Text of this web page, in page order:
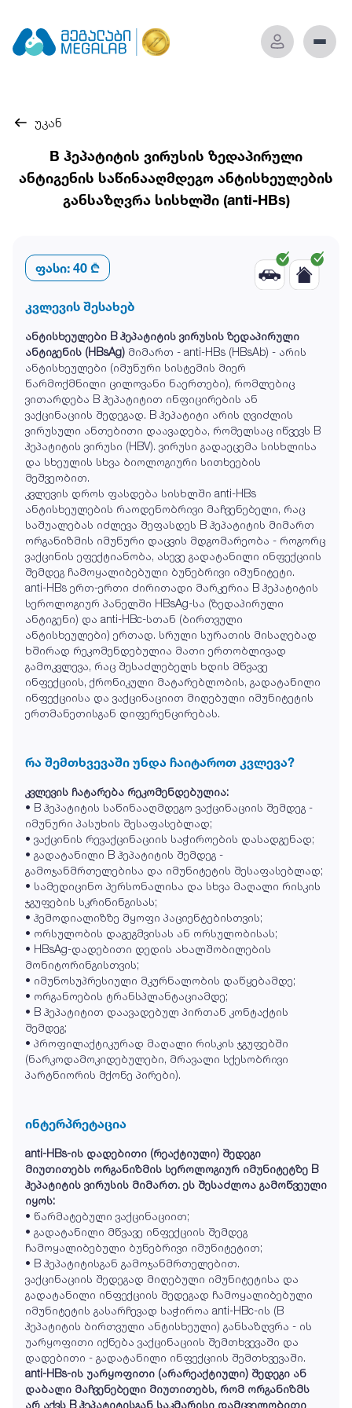
უკან
B ჰეპატიტის ვირუსის ზედაპირული
ანტიგენის საწინააღმდეგო ანტისხეულების
განსაზღვრა სისხლში (anti-HBs)
ფასი: 40 ₾
კვლევის შესახებ
ანტისხეულები B ჰეპატიტის ვირუსის ზედაპირული
ანტიგენის (HBsAg) მიმართ - anti-HBs (HBsAb) - არის
ანტისხეულები (იმუნური სისტემის მიერ
წარმოქმნილი ცილოვანი ნაერთები), რომლებიც
ვითარდება B ჰეპატიტით ინფიცირების ან
ვაქცინაციის შედეგად. B ჰეპატიტი არის ღვიძლის
ვირუსული ანთებითი დაავადება, რომელსაც იწვევს B
ჰეპატიტის ვირუსი (HBV). ვირუსი გადაეცემა სისხლისა
და სხეულის სხვა ბიოლოგიური სითხეების
მეშვეობით.
კვლევის დროს ფასდება სისხლში anti-HBs
ანტისხეულების რაოდენობრივი მაჩვენებელი, რაც
საშუალებას იძლევა შეფასდეს B ჰეპატიტის მიმართ
ორგანიზმის იმუნური დაცვის მდგომარეობა - როგორც
ვაქცინის ეფექტიანობა, ასევე გადატანილი ინფექციის
შემდეგ ჩამოყალიბებული ბუნებრივი იმუნიტეტი.
anti-HBs ერთ-ერთი ძირითადი მარკერია B ჰეპატიტის
სეროლოგიურ პანელში HBsAg-სა (ზედაპირული
ანტიგენი) და anti-HBc-სთან (ბირთვული
ანტისხეულები) ერთად. სრული სურათის მისაღებად
ხშირად რეკომენდებულია მათი ერთობლივად
გამოკვლევა, რაც შესაძლებელს ხდის მწვავე
ინფექციის, ქრონიკული მატარებლობის, გადატანილი
ინფექციისა და ვაქცინაციით მიღებული იმუნიტეტის
ერთმანეთისგან დიფერენცირებას.
რა შემთხვევაში უნდა ჩაიტაროთ კვლევა?
კვლევის ჩატარება რეკომენდებულია:
• B ჰეპატიტის საწინააღმდეგო ვაქცინაციის შემდეგ -
იმუნური პასუხის შესაფასებლად;
• ვაქცინის რევაქცინაციის საჭიროების დასადგენად;
• გადატანილი B ჰეპატიტის შემდეგ -
გამოჯანმრთელებისა და იმუნიტეტის შესაფასებლად;
• სამედიცინო პერსონალისა და სხვა მაღალი რისკის
ჯგუფების სკრინინგისას;
• ჰემოდიალიზზე მყოფი პაციენტებისთვის;
• ორსულობის დაგეგმვისას ან ორსულობისას;
• HBsAg-დადებითი დედის ახალშობილების
მონიტორინგისთვის;
• იმუნოსუპრესიული მკურნალობის დაწყებამდე;
• ორგანოების ტრანსპლანტაციამდე;
• B ჰეპატიტით დაავადებულ პირთან კონტაქტის
შემდეგ;
• პროფილაქტიკურად მაღალი რისკის ჯგუფებში
(ნარკოდამოკიდებულები, მრავალი სქესობრივი
პარტნიორის მქონე პირები).
ინტერპრეტაცია
anti-HBs-ის დადებითი (რეაქტიული) შედეგი
მიუთითებს ორგანიზმის სეროლოგიურ იმუნიტეტზე B
ჰეპატიტის ვირუსის მიმართ. ეს შესაძლოა გამოწვეული
იყოს:
• წარმატებული ვაქცინაციით;
• გადატანილი მწვავე ინფექციის შემდეგ
ჩამოყალიბებული ბუნებრივი იმუნიტეტით;
• B ჰეპატიტისგან გამოჯანმრთელებით.
ვაქცინაციის შედეგად მიღებული იმუნიტეტისა და
გადატანილი ინფექციის შედეგად ჩამოყალიბებული
იმუნიტეტის გასარჩევად საჭიროა anti-HBc-ის (B
ჰეპატიტის ბირთვული ანტისხეული) განსაზღვრა - ის
უარყოფითი იქნება ვაქცინაციის შემთხვევაში და
დადებითი - გადატანილი ინფექციის შემთხვევაში.
anti-HBs-ის უარყოფითი (არარეაქტიული) შედეგი ან
დაბალი მაჩვენებელი მიუთითებს, რომ ორგანიზმს
არ აქვს B ჰეპატიტისგან საკმარისი დამცველობითი